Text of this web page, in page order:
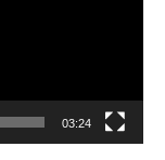
03:24